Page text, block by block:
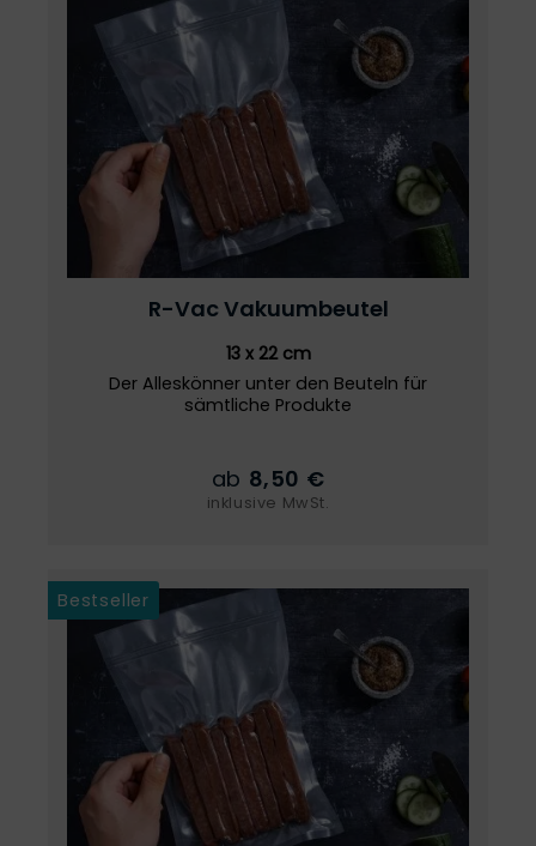
R-Vac Vakuumbeutel
13 x 22 cm
Der Alleskönner unter den Beuteln für
sämtliche Produkte
ab 8,50 €
inklusive MwSt.
Bestseller